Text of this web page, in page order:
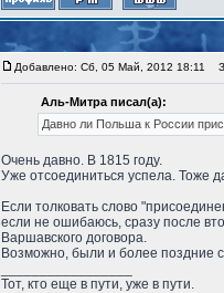
Добавлено: Сб, 05 Май, 2012 18:11
Аль-Митра писал(а):
Давно ли Польша к России
Очень давно. В 1815 году.
Уже отсоединиться успела. Тоже
Если толковать слово
если не ошибаюсь, сразу после
Варшавского договора.
Возможно, были и более поздние
Тот, кто еще в пути, уже в пути.